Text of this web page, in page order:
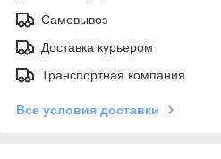
Самовывоз
Доставка курьером
Транспортная компания
Все условия доставки